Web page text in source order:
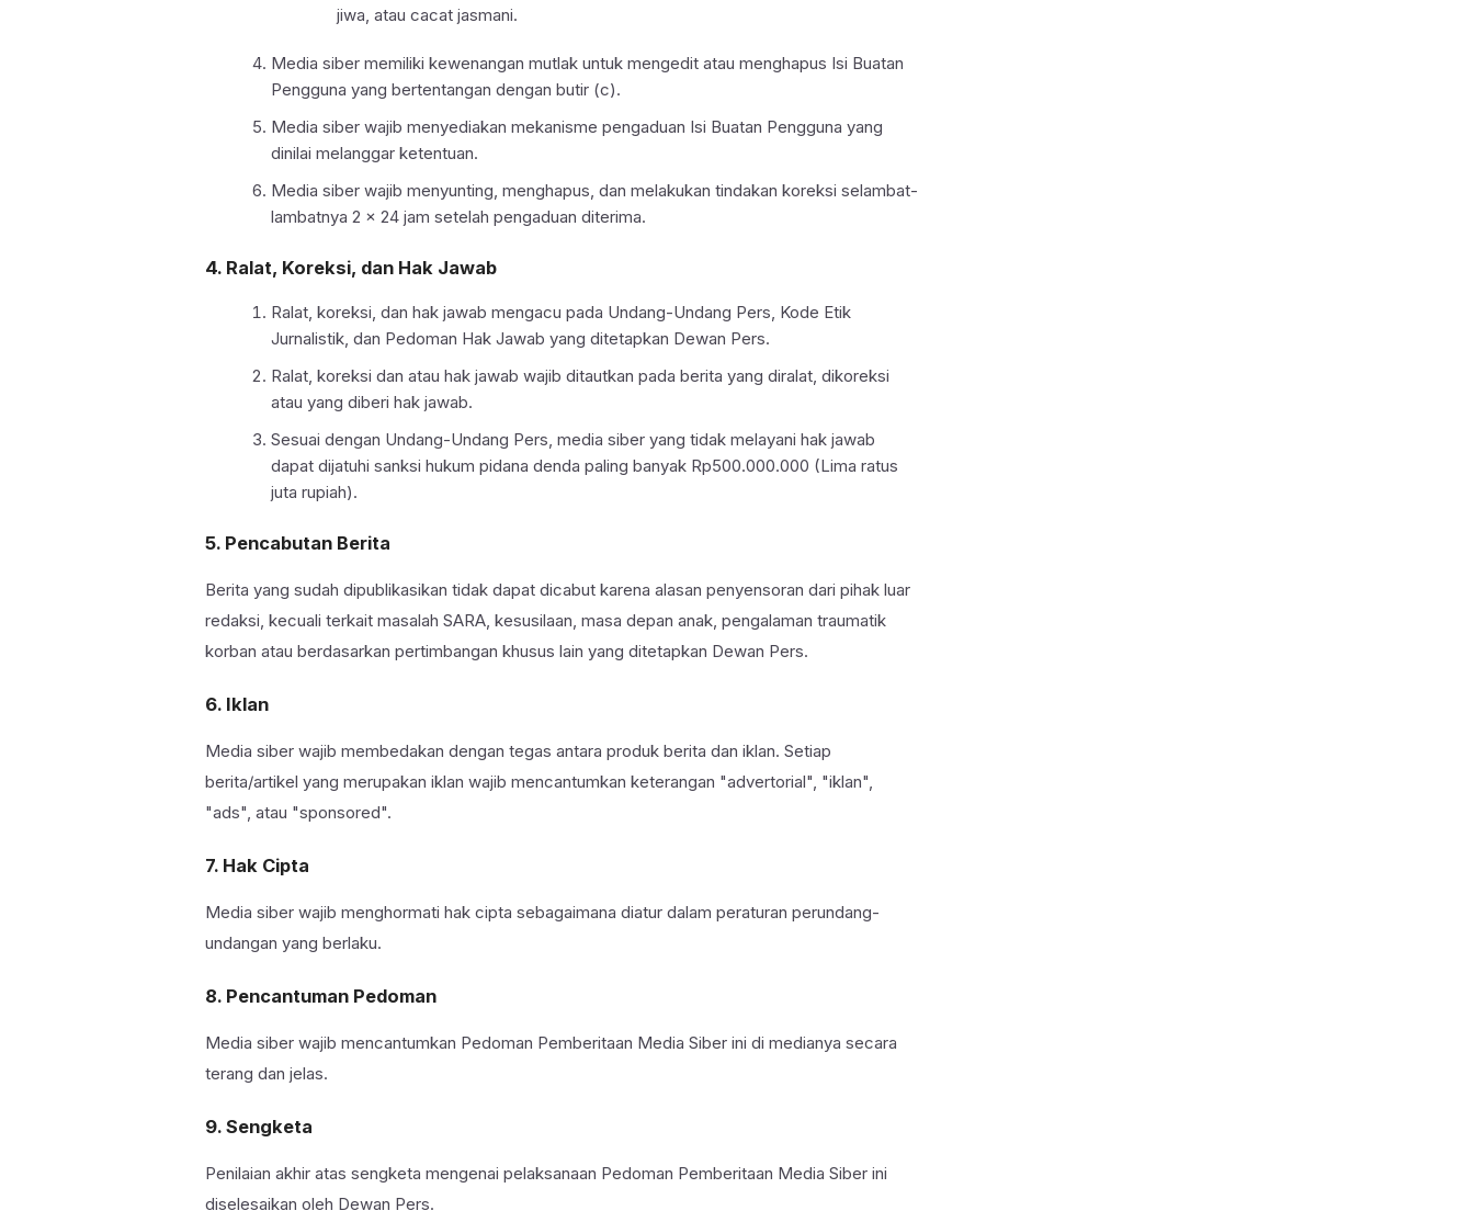
jiwa, atau cacat jasmani.
Media siber memiliki kewenangan mutlak untuk mengedit atau menghapus Isi Buatan
Pengguna yang bertentangan dengan butir (c).
Media siber wajib menyediakan mekanisme pengaduan Isi Buatan Pengguna yang
dinilai melanggar ketentuan.
Media siber wajib menyunting, menghapus, dan melakukan tindakan koreksi selambat-
lambatnya 2 x 24 jam setelah pengaduan diterima.
4. Ralat, Koreksi, dan Hak Jawab
Ralat, koreksi, dan hak jawab mengacu pada Undang-Undang Pers, Kode Etik
Jurnalistik, dan Pedoman Hak Jawab yang ditetapkan Dewan Pers.
Ralat, koreksi dan atau hak jawab wajib ditautkan pada berita yang diralat, dikoreksi
atau yang diberi hak jawab.
Sesuai dengan Undang-Undang Pers, media siber yang tidak melayani hak jawab
dapat dijatuhi sanksi hukum pidana denda paling banyak Rp500.000.000 (Lima ratus
juta rupiah).
5. Pencabutan Berita
Berita yang sudah dipublikasikan tidak dapat dicabut karena alasan penyensoran dari pihak luar
redaksi, kecuali terkait masalah SARA, kesusilaan, masa depan anak, pengalaman traumatik
korban atau berdasarkan pertimbangan khusus lain yang ditetapkan Dewan Pers.
6. Iklan
Media siber wajib membedakan dengan tegas antara produk berita dan iklan. Setiap
berita/artikel yang merupakan iklan wajib mencantumkan keterangan "advertorial", "iklan",
"ads", atau "sponsored".
7. Hak Cipta
Media siber wajib menghormati hak cipta sebagaimana diatur dalam peraturan perundang-
undangan yang berlaku.
8. Pencantuman Pedoman
Media siber wajib mencantumkan Pedoman Pemberitaan Media Siber ini di medianya secara
terang dan jelas.
9. Sengketa
Penilaian akhir atas sengketa mengenai pelaksanaan Pedoman Pemberitaan Media Siber ini
diselesaikan oleh Dewan Pers.